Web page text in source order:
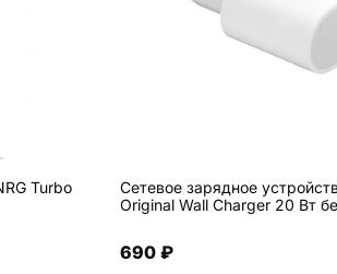
Turbo
Сетевое зарядное
Original Wall Charger 20 Вт
690 ₽